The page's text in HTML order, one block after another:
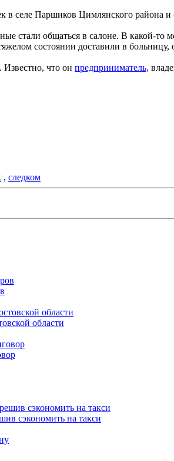
селе Паршиков Цимлянского района и
стали общаться в салоне. В какой-
состоянии доставили в больницу,
Известно, что он предприниматель,
, следком
области
сэкономить на такси